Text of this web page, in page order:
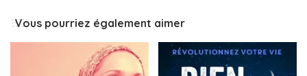
Vous pourriez également aimer